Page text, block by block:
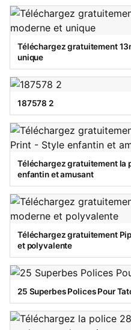
Téléchargez gratuitement
unique
187578 2
Téléchargez gratuitement la
enfantin et amusant
Téléchargez gratuitement
et polyvalente
25 Superbes Polices Pour